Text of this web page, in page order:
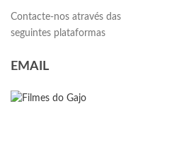
Contacte-nos através das
seguintes plataformas
EMAIL